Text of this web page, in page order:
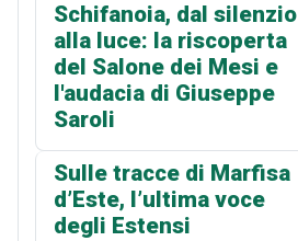
Schifanoia, dal silenzio
alla luce: la riscoperta
del Salone dei Mesi e
l'audacia di Giuseppe
Saroli
Sulle tracce di Marfisa
d’Este, l’ultima voce
degli Estensi